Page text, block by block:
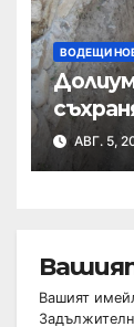
ВОДЕЩИ
АВГ. 5,
Вашият